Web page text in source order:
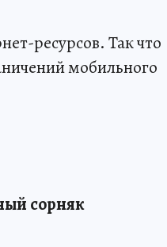
ресурсов. Так что
мобильного
сорняк